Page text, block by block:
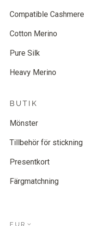
Compatible Cashmere
Cotton Merino
Pure Silk
Heavy Merino
BUTIK
Mönster
Tillbehör för stickning
Presentkort
Färgmatchning
EUR